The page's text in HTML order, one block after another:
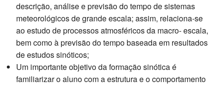
descrição, análise e previsão do tempo de sistemas
meteorológicos de grande escala; assim, relaciona-se
ao estudo de processos atmosféricos da macro- escala,
bem como à previsão do tempo baseada em resultados
de estudos sinóticos;
Um importante objetivo da formação sinótica é
familiarizar o aluno com a estrutura e o comportamento